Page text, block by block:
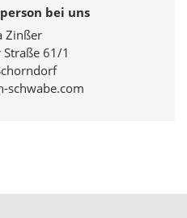
bei uns
Zinßer
61/1
schwabe.com